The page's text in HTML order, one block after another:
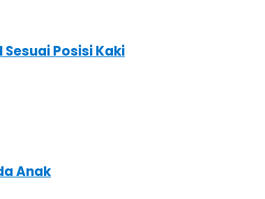
Posisi Kaki
Anak